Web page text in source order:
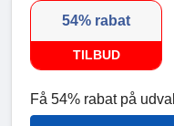
54% rabat
TILBUD
Få 54% rabat på